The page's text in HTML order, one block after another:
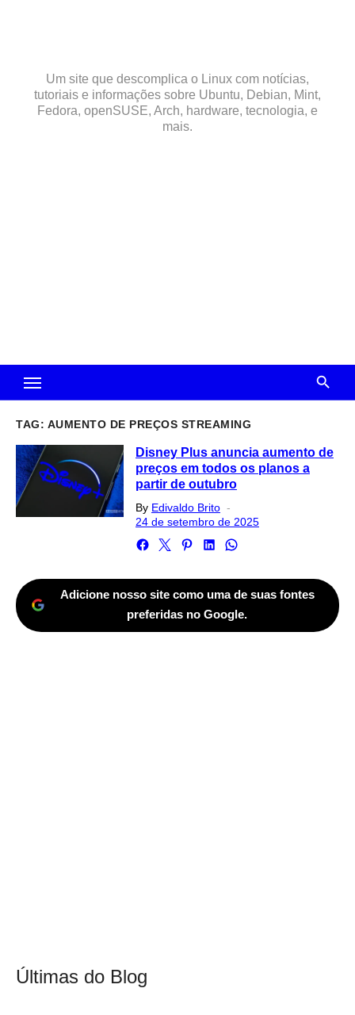
Um site que descomplica o Linux com notícias,
tutoriais e informações sobre Ubuntu, Debian, Mint,
Fedora, openSUSE, Arch, hardware, tecnologia, e
mais.
TAG: AUMENTO DE PREÇOS STREAMING
Disney Plus anuncia aumento de
preços em todos os planos a
partir de outubro
By Edivaldo Brito
on
24 de setembro de 2025
Adicione nosso site como uma de suas fontes
preferidas no Google.
Últimas do Blog